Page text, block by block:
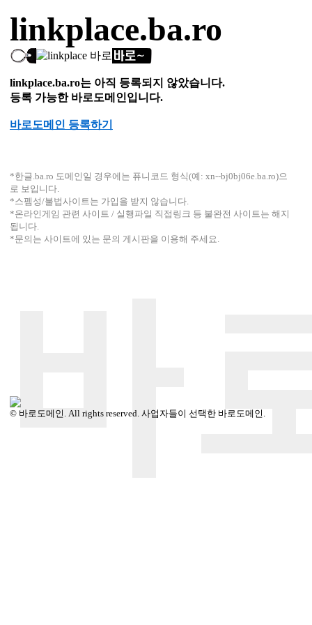
linkplace.ba.ro
linkplace.ba.ro는 아직 등록되지 않았습니다.
등록 가능한 바로도메인입니다.
바로도메인 등록하기
*한글.ba.ro 도메인일 경우에는 퓨니코드 형식(예: xn--bj0bj06e.ba.ro)으
로 보입니다.
*스펨성/불법사이트는 가입을 받지 않습니다.
*온라인게임 관련 사이트 / 실행파일 직접링크 등 불완전 사이트는 해지
됩니다.
*문의는 사이트에 있는 문의 게시판을 이용해 주세요.
© 바로도메인. All rights reserved. 사업자들이 선택한 바로도메인.